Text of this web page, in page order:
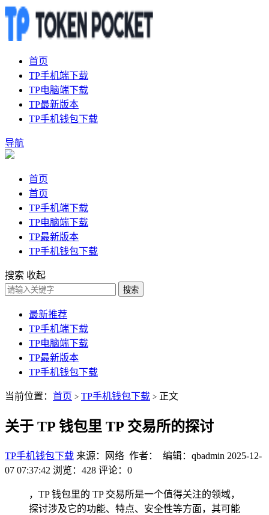
首页
TP手机端下载
TP电脑端下载
TP最新版本
TP手机钱包下载
导航
首页
首页
TP手机端下载
TP电脑端下载
TP最新版本
TP手机钱包下载
搜索 收起
搜索
最新推荐
TP手机端下载
TP电脑端下载
TP最新版本
TP手机钱包下载
当前位置： 首页 > TP手机钱包下载 > 正文
关于 TP 钱包里 TP 交易所的探讨
TP手机钱包下载 来源：网络 作者： 编辑：qbadmin 2025-12-
07 07:37:42 浏览：428 评论：0
，TP 钱包里的 TP 交易所是一个值得关注的领域，
探讨涉及它的功能、特点、安全性等方面，其可能